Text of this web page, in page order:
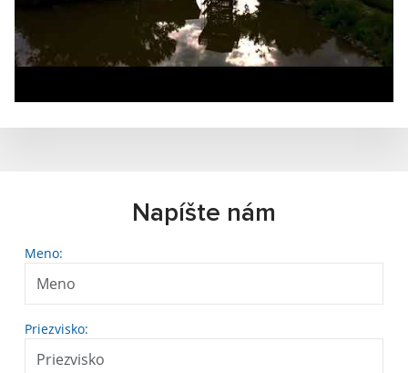
Napíšte nám
Meno:
Priezvisko: